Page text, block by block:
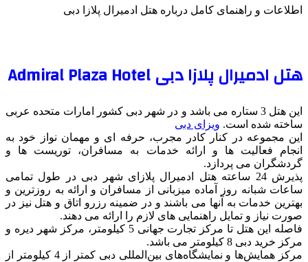
اطلاعات و راهنمای کامل درباره هتل ادمیرال پلازا دبی
هتل ادمیرال پلازا دبی Admiral Plaza Hotel
این هتل 3 ستاره می باشد و در شهر دبی کشور امارات متحده عربی
ساخته شده است. ویزای دبی
این مجموعه در کنار کادر مجرب، حرفه ای و مهمان نواز خود به
انجام فعالیت ها و ارائه خدمات به مسافران، توریست ها و
گردشگران می پردازد.
پذیرش 24 ساعته هتل ادمیرال پلازای شهر دبی در طول تمامی
ساعات شبانه روز آماده میزبانی از مسافران و ارائه به روزترین و
بهترین خدمات به آنها می باشند و در ضمینه رزرو اتاق و هتل نیز در
صورت نیاز و تمایل راهنمایی های لازم را ارائه می دهند.
فاصله این هتل تا مرکز تجارت جهانی 5 کیلومتر، مرکز شهر دیره و
مرکز خرید دبی 8 کیلومتر می باشد.
مرکز همایش‌ها و نمایشگاه‌های بین‌المللی دبی کمتر از 4 کیلومتر از